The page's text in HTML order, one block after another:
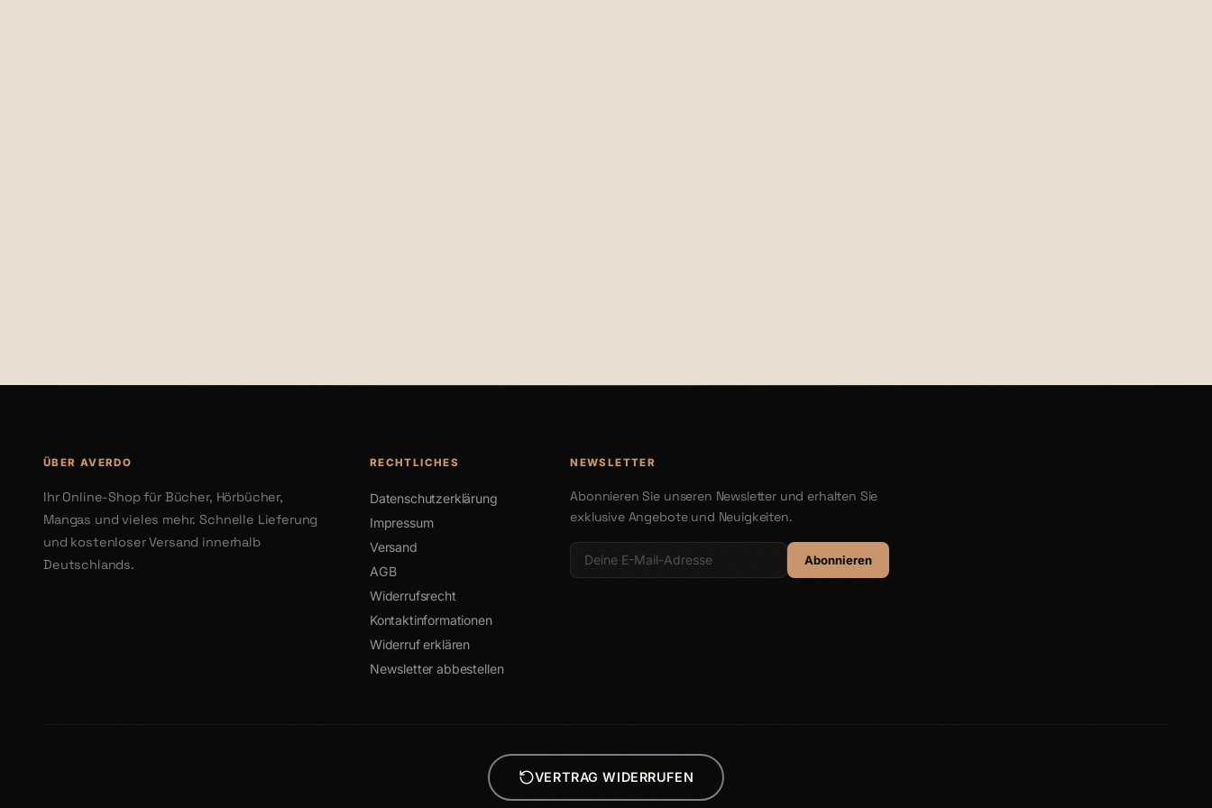
ÜBER AVERDO
Ihr Online-Shop für Bücher, Hörbücher,
Mangas und vieles mehr. Schnelle Lieferung
und kostenloser Versand innerhalb
Deutschlands.
RECHTLICHES
Datenschutzerklärung
Impressum
Versand
AGB
Widerrufsrecht
Kontaktinformationen
Widerruf erklären
Newsletter abbestellen
NEWSLETTER
Abonnieren Sie unseren Newsletter und erhalten Sie
exklusive Angebote und Neuigkeiten.
Abonnieren
VERTRAG WIDERRUFEN